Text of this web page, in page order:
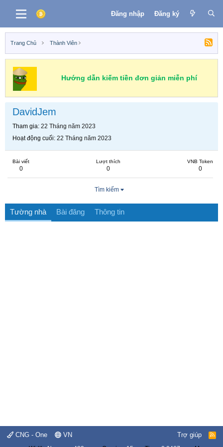
Đăng nhập Đăng ký
Trang Chủ Thành Viên
Hướng dẫn kiếm tiền đơn giản miễn phí
DavidJem
Tham gia 22 Tháng năm 2023
Hoạt động cuối 22 Tháng năm 2023
Bài viết
0
Lượt thích
0
VNB Token
0
Tìm kiếm
Tường nhà Bài đăng Thông tin
CNG - One VN Trợ giúp
R